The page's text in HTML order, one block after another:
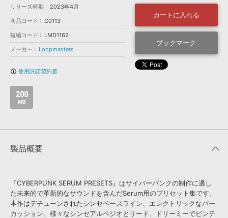
BGM »
次世代型 ボーカル・エディタ
APS
リリース時期
2023年4月
商品コード
C0113
短縮コード
LMD1162
メーカー
Loopmasters
info_outline 使用許諾契約書
200
MB
カートに入れる
ブックマーク
製品概要
『CYBERPUNK SERUM PRESETS』はサイバーパンクの制作に適し
た未来的で革新的なサウンドを含んだSerum用のプリセット集です。
本作はデチューンされたシンセベースライン、エレクトリックなパー
カッション、様々なシンセアルペジオとリード、ドリーミーでビンテ